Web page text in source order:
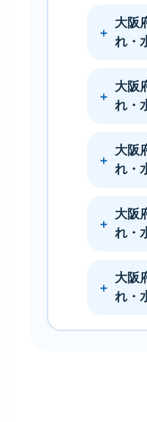
大阪
れ・
大阪
れ・
大阪
れ・
大阪
れ・
大阪
れ・